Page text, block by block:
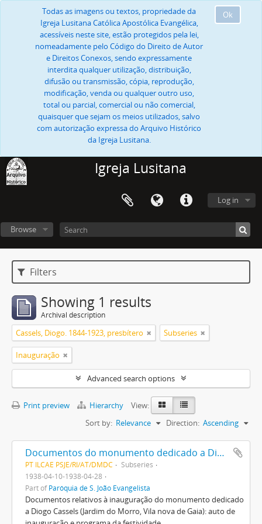
Ok
Todas as imagens ou textos, propriedade da
Igreja Lusitana Católica Apostólica Evangélica,
acessíveis neste site, estão protegidos pela lei,
nomeadamente pelo Código do Direito de Autor
e Direitos Conexos, sendo expressamente
interdita qualquer utilização, distribuição,
difusão ou transmissão, cópia, reprodução,
modificação, venda ou qualquer outro uso,
total ou parcial, comercial ou não comercial,
quaisquer que sejam os meios utilizados, salvo
com autorização expressa do Arquivo Histórico
da Igreja Lusitana.
Igreja Lusitana
Log in
Browse
Filters
Showing 1 results
Archival description
Cassels, Diogo. 1844-1923, presbítero Subseries
Inauguração
Advanced search options
Print preview Hierarchy
View:
Sort by: Relevance Direction: Ascending
Documentos do monumento dedicado a Diogo Cassels
PT ILCAE PSJE/RI/AT/DMDC
Subseries
1938-04-10-1938-04-28
Part ofParóquia de S. João Evangelista
Documentos relativos à inauguração do monumento dedicado
a Diogo Cassels (Jardim do Morro, Vila nova de Gaia): auto de